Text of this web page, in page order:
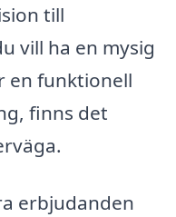
till
vill ha en mysig
en funktionell
finns det
erbjudanden